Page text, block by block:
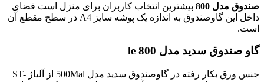
صندوق مدل 800
بیشترین انتخاب کاربران برای منزل است فضای
داخل این گاوصندوق به اندازه یک پوشه سایز A4 در سطح مقطع آن
است.
گاو صندوق سدید مدل 800 le
جنس ورق بکار رفته در گاوصندوق سدید مدل 500Mal از آلیاژ ST-